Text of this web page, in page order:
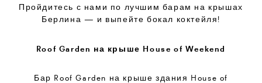
Пройдитесь с нами по лучшим барам на крышах
Берлина — и выпейте бокал коктейля!
Roof Garden на крыше House of Weekend
Бар Roof Garden на крыше здания House of